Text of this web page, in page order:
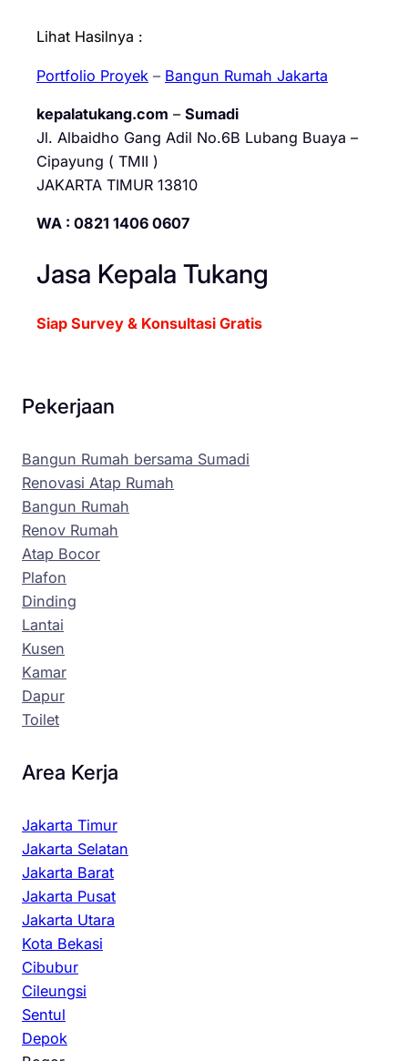
Lihat Hasilnya :
Portfolio Proyek – Bangun Rumah Jakarta
kepalatukang.com – Sumadi
Jl. Albaidho Gang Adil No.6B Lubang Buaya –
Cipayung ( TMII )
JAKARTA TIMUR 13810
WA : 0821 1406 0607
Jasa Kepala Tukang
Siap Survey & Konsultasi Gratis
Pekerjaan
Bangun Rumah bersama Sumadi
Renovasi Atap Rumah
Bangun Rumah
Renov Rumah
Atap Bocor
Plafon
Dinding
Lantai
Kusen
Kamar
Dapur
Toilet
Area Kerja
Jakarta Timur
Jakarta Selatan
Jakarta Barat
Jakarta Pusat
Jakarta Utara
Kota Bekasi
Cibubur
Cileungsi
Sentul
Depok